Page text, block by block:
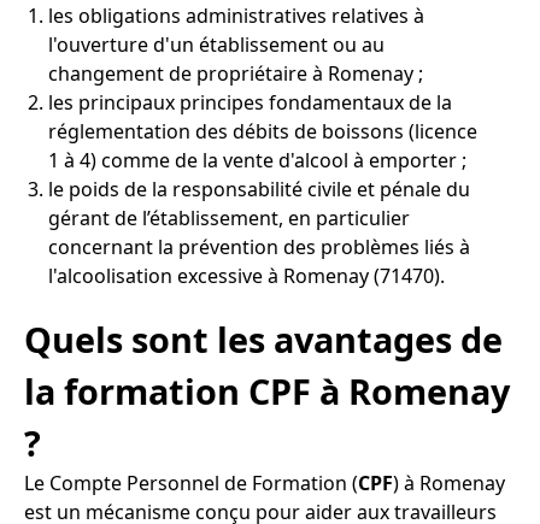
les obligations administratives relatives à
l'ouverture d'un établissement ou au
changement de propriétaire à Romenay ;
les principaux principes fondamentaux de la
réglementation des débits de boissons (licence
1 à 4) comme de la vente d'alcool à emporter ;
le poids de la responsabilité civile et pénale du
gérant de l’établissement, en particulier
concernant la prévention des problèmes liés à
l'alcoolisation excessive à Romenay (71470).
Quels sont les avantages de
la formation CPF à Romenay
?
Le Compte Personnel de Formation (CPF) à Romenay
est un mécanisme conçu pour aider aux travailleurs